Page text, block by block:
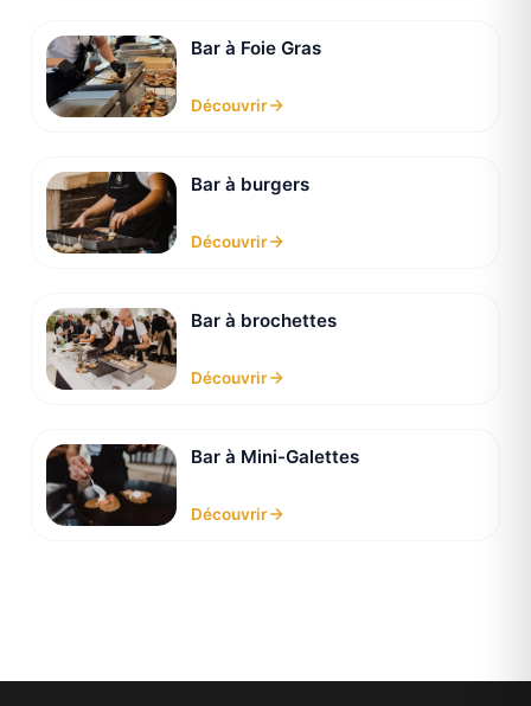
Bar à Foie Gras
Découvrir
Bar à burgers
Découvrir
Bar à brochettes
Découvrir
Bar à Mini-Galettes
Découvrir